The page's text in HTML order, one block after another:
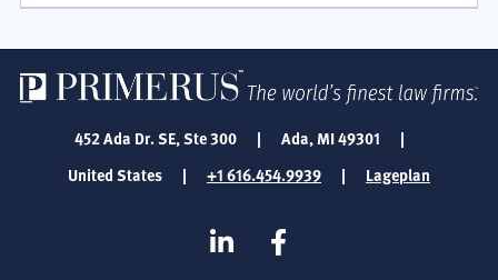
452 Ada Dr. SE, Ste 300 | Ada, MI 49301
|
United States
| +1 616.454.9939 | Lageplan
LinkedinFacebook